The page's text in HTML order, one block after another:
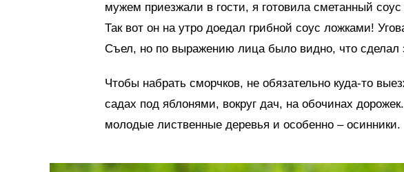
мужем приезжали в гости, я готовила сметанный
Так вот он на утро доедал грибной соус ложками!
Съел, но по выражению лица было видно, что сделал
Чтобы набрать сморчков, не обязательно куда-то
садах под яблонями, вокруг дач, на обочинах
молодые лиственные деревья и особенно – осинники.